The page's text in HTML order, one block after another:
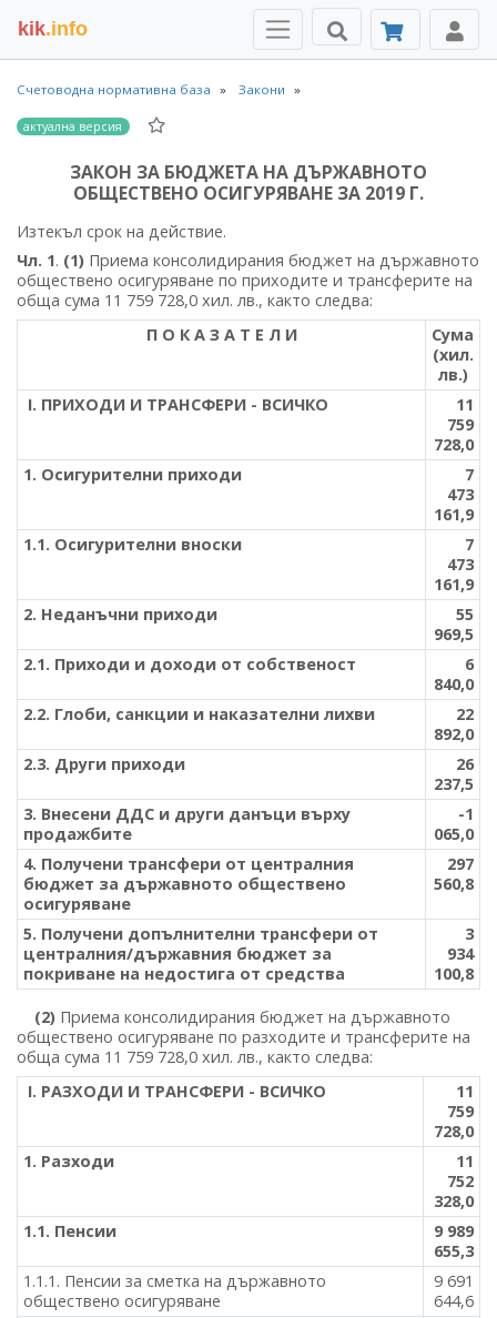
kik.info
Счетоводна нормативна база Закони
актуална версия
ЗАКОН ЗА БЮДЖЕТА НА ДЪРЖАВНОТО
ОБЩЕСТВЕНО ОСИГУРЯВАНЕ ЗА 2019 Г.
Изтекъл срок на действие.
Чл. 1. (1) Приема консолидирания бюджет на държавното
обществено осигуряване по приходите и трансферите на
обща сума 11 759 728,0 хил. лв., както следва:
П О К А З А Т Е Л И
Сума
(хил.
лв.)
І. ПРИХОДИ И ТРАНСФЕРИ - ВСИЧКО
11
759
728,0
1. Осигурителни приходи
7
473
161,9
1.1. Осигурителни вноски
7
473
161,9
2. Неданъчни приходи
55
969,5
2.1. Приходи и доходи от собственост
6
840,0
2.2. Глоби, санкции и наказателни лихви
22
892,0
2.3. Други приходи
26
237,5
3. Внесени ДДС и други данъци върху
продажбите
-1
065,0
4. Получени трансфери от централния
бюджет за държавното обществено
осигуряване
297
560,8
5. Получени допълнителни трансфери от
централния/държавния бюджет за
покриване на недостига от средства
3
934
100,8
(2) Приема консолидирания бюджет на държавното
обществено осигуряване по разходите и трансферите на
обща сума 11 759 728,0 хил. лв., както следва:
І. РАЗХОДИ И ТРАНСФЕРИ - ВСИЧКО
11
759
728,0
1. Разходи
11
752
328,0
1.1. Пенсии
9 989
655,3
1.1.1. Пенсии за сметка на държавното
обществено осигуряване
9 691
644,6